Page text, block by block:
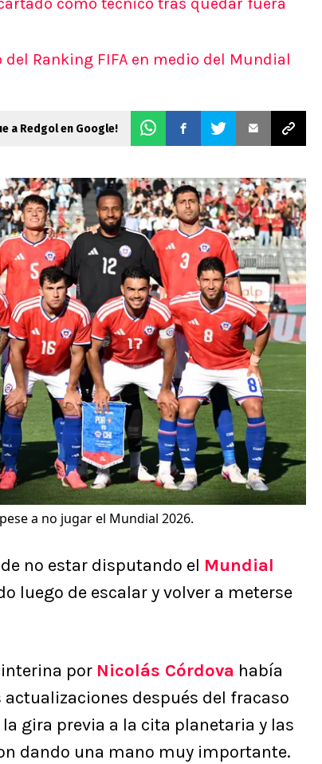
Ranking FIFA en medio del Mundial
a Redgol en Google!
a no jugar el Mundial 2026.
no estar disputando el Mundial
luego de escalar y volver a meterse
por Nicolás Córdova había
después del fracaso
gira previa a la cita planetaria y las
dando una mano muy importante.